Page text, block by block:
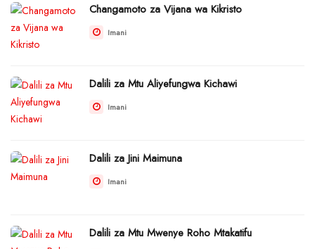
Changamoto za Vijana wa Kikristo
Imani
Dalili za Mtu Aliyefungwa Kichawi
Imani
Dalili za Jini Maimuna
Imani
Dalili za Mtu Mwenye Roho Mtakatifu